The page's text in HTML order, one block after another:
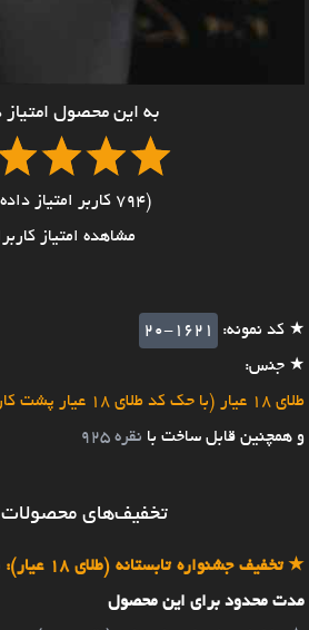
به این محصول
(794 کاربر امتیاز داده اند)
مشاهده امتیاز
★ کد نمونه:
20-1621
★ جنس:
طلای 18 عیار (با حک کد طلای 18 عیار پشت کار)
و همچنین قابل ساخت با نقره 925
تخفیف‌های
★تخفیف جشنواره تابستانه (طلای 18 عیار):
مدت محدود برای این محصول